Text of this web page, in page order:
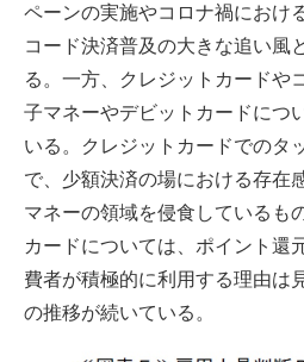
ペーンの実施やコロナ禍におけ
コード決済普及の大きな追い風
る。一方、クレジットカードや
子マネーやデビットカードにつ
いる。クレジットカードでのタ
で、少額決済の場における存在
マネーの領域を侵食しているも
カードについては、ポイント還
費者が積極的に利用する理由は
の推移が続いている。